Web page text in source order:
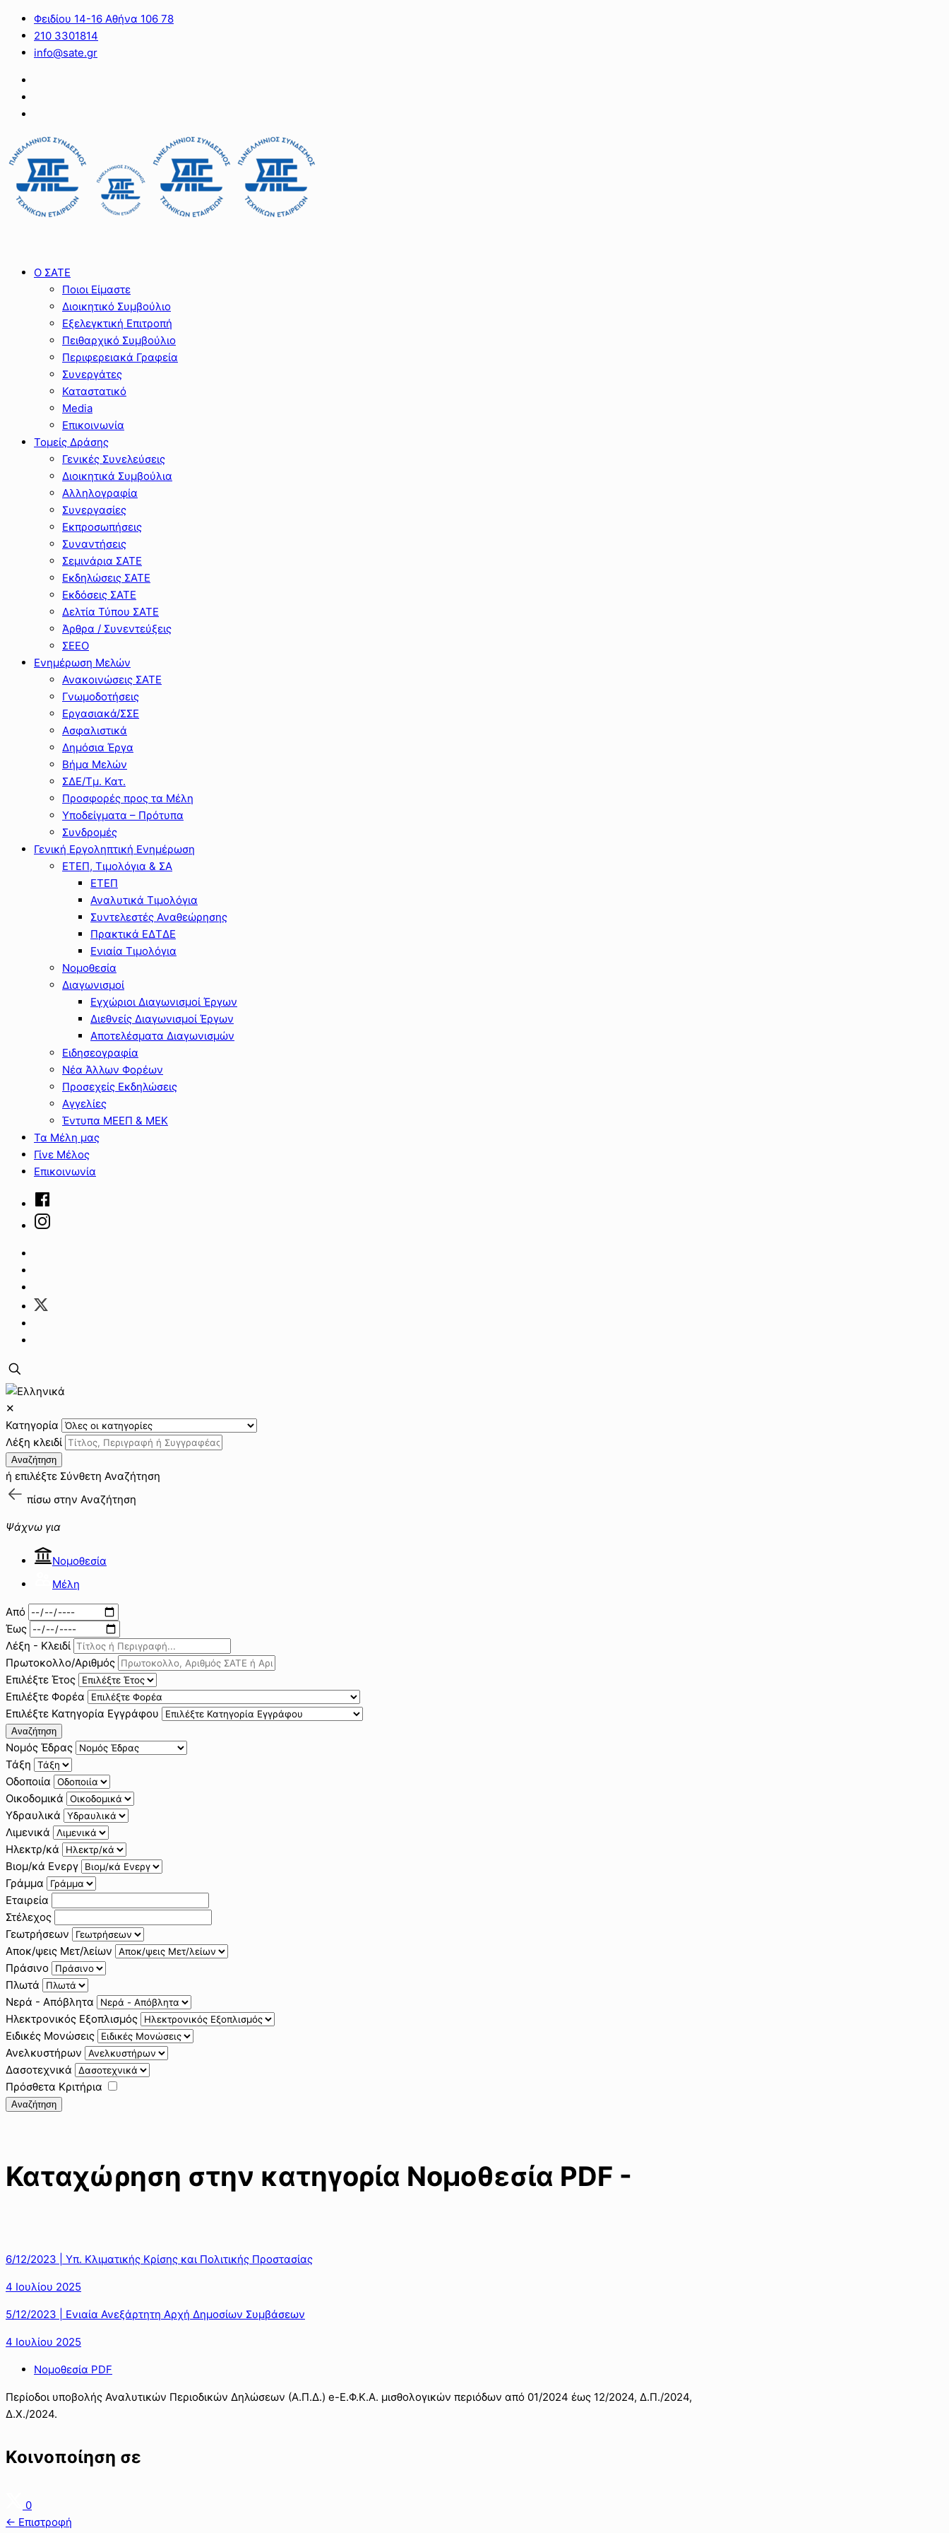
Φειδίου 14-16 Αθήνα 106 78
210 3301814
info@sate.gr
Ο ΣΑΤΕ
Ποιοι Είμαστε
Διοικητικό Συμβούλιο
Εξελεγκτική Επιτροπή
Πειθαρχικό Συμβούλιο
Περιφερειακά Γραφεία
Συνεργάτες
Καταστατικό
Media
Επικοινωνία
Τομείς Δράσης
Γενικές Συνελεύσεις
Διοικητικά Συμβούλια
Αλληλογραφία
Συνεργασίες
Εκπροσωπήσεις
Συναντήσεις
Σεμινάρια ΣΑΤΕ
Εκδηλώσεις ΣΑΤΕ
Εκδόσεις ΣΑΤΕ
Δελτία Τύπου ΣΑΤΕ
Άρθρα / Συνεντεύξεις
ΣΕΕΟ
Ενημέρωση Μελών
Ανακοινώσεις ΣΑΤΕ
Γνωμοδοτήσεις
Εργασιακά/ΣΣΕ
Ασφαλιστικά
Δημόσια Έργα
Βήμα Μελών
ΣΔΕ/Τμ. Κατ.
Προσφορές προς τα Μέλη
Υποδείγματα – Πρότυπα
Συνδρομές
Γενική Εργοληπτική Ενημέρωση
ΕΤΕΠ, Τιμολόγια & ΣΑ
ΕΤΕΠ
Αναλυτικά Τιμολόγια
Συντελεστές Αναθεώρησης
Πρακτικά ΕΔΤΔΕ
Ενιαία Τιμολόγια
Νομοθεσία
Διαγωνισμοί
Εγχώριοι Διαγωνισμοί Έργων
Διεθνείς Διαγωνισμοί Έργων
Αποτελέσματα Διαγωνισμών
Ειδησεογραφία
Νέα Άλλων Φορέων
Προσεχείς Εκδηλώσεις
Αγγελίες
Έντυπα ΜΕΕΠ & ΜΕΚ
Τα Μέλη μας
Γίνε Μέλος
Επικοινωνία
✕
Κατηγορία
Λέξη κλειδί
Αναζήτηση
ή επιλέξτε Σύνθετη Αναζήτηση
πίσω στην Αναζήτηση
Ψάχνω για
Νομοθεσία
Μέλη
Από
Έως
Λέξη - Κλειδί
Πρωτοκολλο/Αριθμός
Επιλέξτε Έτος
Επιλέξτε Φορέα
Επιλέξτε Κατηγορία Εγγράφου
Αναζήτηση
Νομός Έδρας
Τάξη
Οδοποιία
Οικοδομικά
Υδραυλικά
Λιμενικά
Ηλεκτρ/κά
Βιομ/κά Ενεργ
Γράμμα
Εταιρεία
Στέλεχος
Γεωτρήσεων
Αποκ/ψεις Μετ/λείων
Πράσινο
Πλωτά
Νερά - Απόβλητα
Ηλεκτρονικός Εξοπλισμός
Ειδικές Μονώσεις
Ανελκυστήρων
Δασοτεχνικά
Πρόσθετα Κριτήρια
Αναζήτηση
Καταχώρηση στην κατηγορία Νομοθεσία PDF -
6/12/2023 | Υπ. Κλιματικής Κρίσης και Πολιτικής Προστασίας
4 Ιουλίου 2025
5/12/2023 | Ενιαία Ανεξάρτητη Αρχή Δημοσίων Συμβάσεων
4 Ιουλίου 2025
Νομοθεσία PDF
Περίοδοι υποβολής Αναλυτικών Περιοδικών Δηλώσεων (Α.Π.Δ.) e-Ε.Φ.Κ.Α. μισθολογικών περιόδων από 01/2024 έως 12/2024, Δ.Π./2024,
Δ.Χ./2024.
Κοινοποίηση σε
0
← Επιστροφή